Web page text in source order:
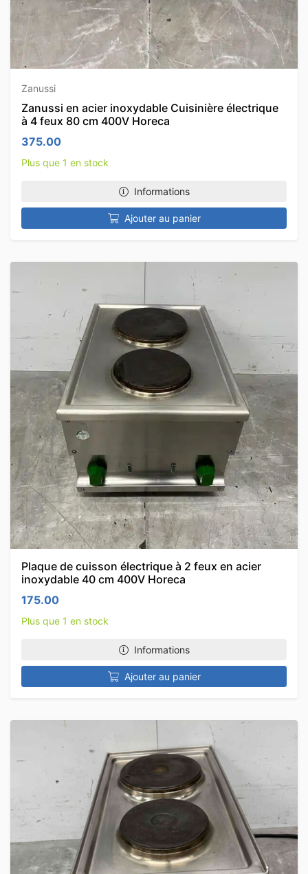
Zanussi
Zanussi en acier inoxydable Cuisinière électrique
à 4 feux 80 cm 400V Horeca
375.00
Plus que 1 en stock
Informations
Ajouter au panier
Plaque de cuisson électrique à 2 feux en acier
inoxydable 40 cm 400V Horeca
175.00
Plus que 1 en stock
Informations
Ajouter au panier